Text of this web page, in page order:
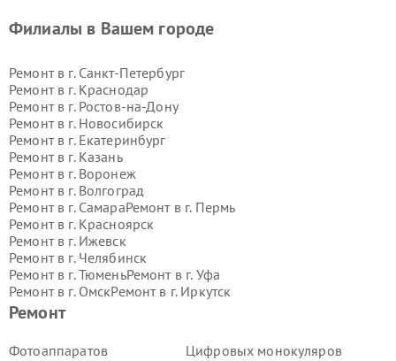
Ремонт
Фотоаппаратов
Цифровых монокуляров
Филиалы в Вашем городе
Ремонт в г. Санкт-Петербург
Ремонт в г. Краснодар
Ремонт в г. Ростов-на-Дону
Ремонт в г. Новосибирск
Ремонт в г. Екатеринбург
Ремонт в г. Казань
Ремонт в г. Воронеж
Ремонт в г. Волгоград
Ремонт в г. СамараРемонт в г. Пермь
Ремонт в г. Красноярск
Ремонт в г. Ижевск
Ремонт в г. Челябинск
Ремонт в г.ТюменьРемонт в г. Уфа
Ремонт в г. ОмскРемонт в г. Иркутск
Ремонт в г.
Ремонт в г.